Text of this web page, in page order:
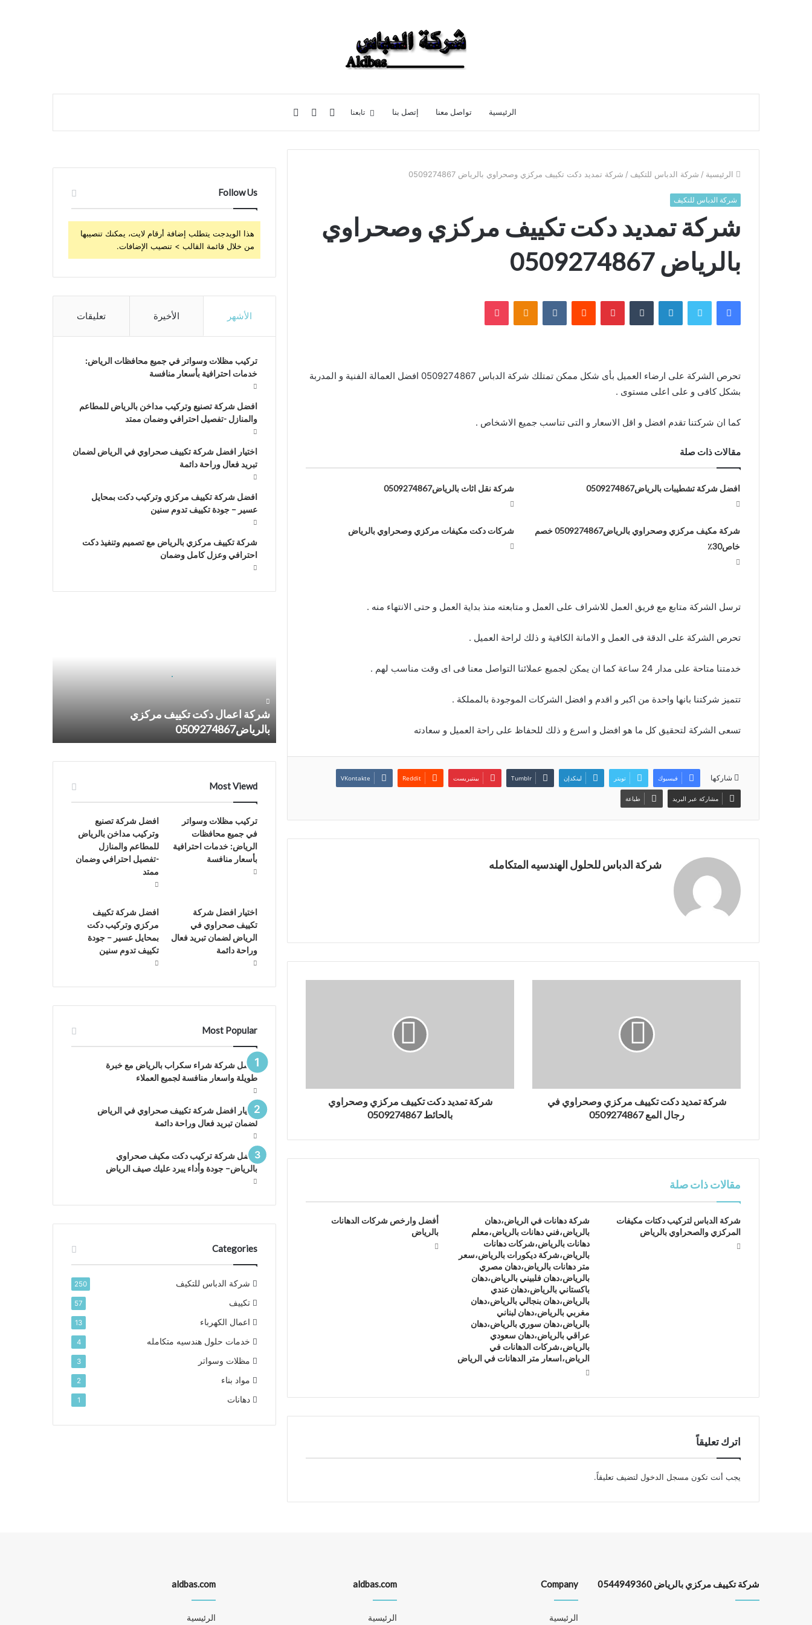
الرئيسية تواصل معنا إتصل بنا
عن
إضافة
عمود
تسجيل
الدخول
تابعنا
الرئيسية / شركة الدباس للتكيف / شركة تمديد دكت تكييف مركزي وصحراوي بالرياض 0509274867
شركة الدباس للتكيف
شركة تمديد دكت تكييف مركزي وصحراوي
بالرياض 0509274867
فيسبوك تويتر لينكدإن بينتيريست Odnoklassniki
بوكيت
تحرص الشركة على ارضاء العميل بأى شكل ممكن تمتلك شركة الدباس 0509274867 افضل العمالة الفنية و المدربة
بشكل كافى و على اعلى مستوى .
كما ان شركتنا تقدم افضل و اقل الاسعار و التى تناسب جميع الاشخاص .
مقالات ذات صلة
افضل شركة تشطيبات بالرياض0509274867 شركة نقل اثاث بالرياض0509274867
شركة مكيف مركزي وصحراوي بالرياض0509274867 خصم
خاص30٪
شركات دكت مكيفات مركزي وصحراوي بالرياض
ترسل الشركة متابع مع فريق العمل للاشراف على العمل و متابعته منذ بداية العمل و حتى الانتهاء منه .
تحرص الشركة على الدقة فى العمل و الامانة الكافية و ذلك لراحة العميل .
خدمتنا متاحة على مدار 24 ساعة كما ان يمكن لجميع عملائنا التواصل معنا فى اى وقت مناسب لهم .
تتميز شركتنا بانها واحدة من اكبر و اقدم و افضل الشركات الموجودة بالمملكة .
تسعى الشركة لتحقيق كل ما هو افضل و اسرع و ذلك للحفاظ على راحة العميل و سعادته
شاركها فيسبوك تويتر لينكدإن بينتيريست
مشاركة عبر البريد طباعة
شركة الدباس للحلول الهندسيه المتكامله
شركة تمديد دكت تكييف مركزي وصحراوي في
رجال المع 0509274867
شركة تمديد دكت تكييف مركزي وصحراوي
بالحائط 0509274867
مقالات ذات صلة
شركة الدباس لتركيب دكتات مكيفات
المركزي والصحراوي بالرياض
شركة دهانات في الرياض،دهان
بالرياض،فني دهانات بالرياض،معلم
دهانات بالرياض،شركات دهانات
بالرياض،شركة ديكورات بالرياض،سعر
متر دهانات بالرياض،دهان مصري
بالرياض،دهان فلبيني بالرياض،دهان
باكستاني بالرياض،دهان عندي
بالرياض،دهان بنجالي بالرياض،دهان
مغربي بالرياض،دهان لبناني
بالرياض،دهان سوري بالرياض،دهان
عراقي بالرياض،دهان سعودي
بالرياض،شركات الدهانات في
الرياض،اسعار متر الدهانات في الرياض
أفضل وارخص شركات الدهانات
بالرياض
اترك تعليقاً
يجب أنت تكون مسجل الدخول لتضيف تعليقاً.
Follow Us
هذا الويدجت يتطلب إضافة أرقام لايت، يمكنك تنصيبها
من خلال قائمة القالب > تنصيب الإضافات.
الأشهر الأخيرة تعليقات
تركيب مظلات وسواتر في جميع محافظات الرياض:
خدمات احترافية بأسعار منافسة
افضل شركة تصنيع وتركيب مداخن بالرياض للمطاعم
والمنازل -تفصيل احترافي وضمان ممتد
اختيار افضل شركة تكييف صحراوي في الرياض لضمان
تبريد فعال وراحة دائمة
افضل شركة تكييف مركزي وتركيب دكت بمحايل
عسير – جودة تكييف تدوم سنين
شركة تكييف مركزي بالرياض مع تصميم وتنفيذ دكت
احترافي وعزل كامل وضمان
شركة اعمال دكت تكييف مركزي
بالرياض0509274867
Most Viewd
تركيب مظلات وسواتر
في جميع محافظات
الرياض: خدمات احترافية
بأسعار منافسة
افضل شركة تصنيع
وتركيب مداخن بالرياض
للمطاعم والمنازل
-تفصيل احترافي وضمان
ممتد
اختيار افضل شركة
تكييف صحراوي في
الرياض لضمان تبريد فعال
وراحة دائمة
افضل شركة تكييف
مركزي وتركيب دكت
بمحايل عسير – جودة
تكييف تدوم سنين
Most Popular
افضل شركة شراء سكراب بالرياض مع خبرة
طويلة واسعار منافسة لجميع العملاء
اختيار افضل شركة تكييف صحراوي في الرياض
لضمان تبريد فعال وراحة دائمة
افضل شركة تركيب دكت مكيف صحراوي
بالرياض– جودة وأداء يبرد عليك صيف الرياض
Categories
شركة الدباس للتكيف 250
تكييف 57
اعمال الكهرباء 13
خدمات حلول هندسيه متكامله 4
مظلات وسواتر 3
مواد بناء 2
دهانات 1
شركة تكييف مركزي بالرياض 0544949360 Company
الرئيسية
aldbas.com
الرئيسية
aldbas.com
الرئيسية